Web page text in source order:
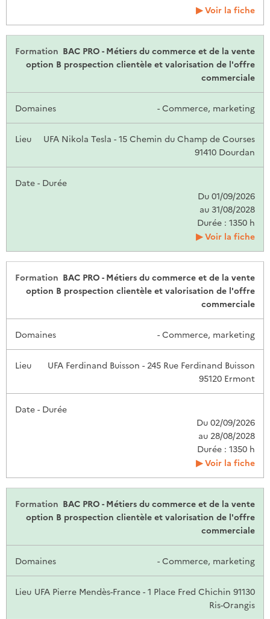
Voir la fiche
BAC PRO - Métiers du commerce et de la vente
option B prospection clientèle et valorisation de l'offre
commerciale
- Commerce, marketing
UFA Nikola Tesla - 15 Chemin du Champ de Courses
91410 Dourdan
Du 01/09/2026
au 31/08/2028
Durée : 1350 h
Voir la fiche
BAC PRO - Métiers du commerce et de la vente
option B prospection clientèle et valorisation de l'offre
commerciale
- Commerce, marketing
UFA Ferdinand Buisson - 245 Rue Ferdinand Buisson
95120 Ermont
Du 02/09/2026
au 28/08/2028
Durée : 1350 h
Voir la fiche
BAC PRO - Métiers du commerce et de la vente
option B prospection clientèle et valorisation de l'offre
commerciale
- Commerce, marketing
UFA Pierre Mendès-France - 1 Place Fred Chichin 91130
Ris-Orangis